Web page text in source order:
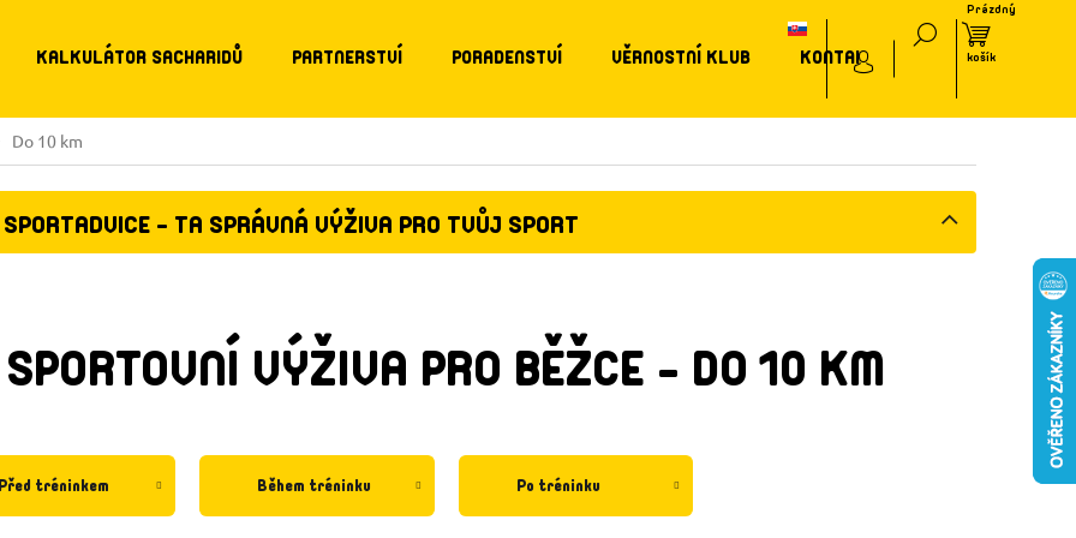
KALKULÁTOR SACHARIDŮ PARTNERSTVÍ PORADENSTVÍ VĚRNOSTNÍ KLUB KONTAKT
Do 10 km
SPORTADVICE - TA SPRÁVNÁ VÝŽIVA PRO TVŮJ SPORT
SPORTOVNÍ VÝŽIVA PRO BĚŽCE - DO 10 KM
Před tréninkem Během tréninku Po tréninku